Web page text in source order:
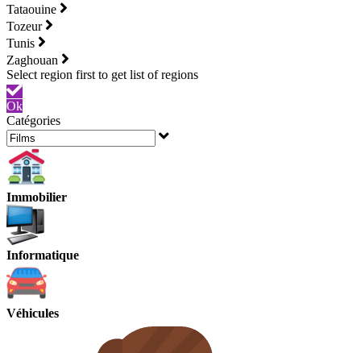
Tataouine
Tozeur
Tunis
Zaghouan
Ok
Catégories
Immobilier
Informatique
Véhicules